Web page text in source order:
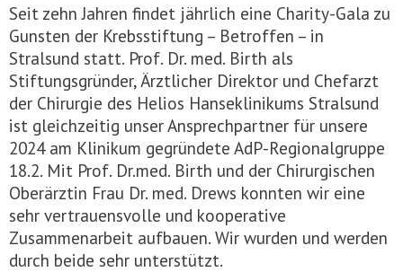
Seit zehn Jahren findet jährlich eine Charity-Gala zu
Gunsten der Krebsstiftung – Betroffen – in
Stralsund statt. Prof. Dr. med. Birth als
Stiftungsgründer, Ärztlicher Direktor und Chefarzt
der Chirurgie des Helios Hanseklinikums Stralsund
ist gleichzeitig unser Ansprechpartner für unsere
2024 am Klinikum gegründete AdP-Regionalgruppe
18.2. Mit Prof. Dr.med. Birth und der Chirurgischen
Oberärztin Frau Dr. med. Drews konnten wir eine
sehr vertrauensvolle und kooperative
Zusammenarbeit aufbauen. Wir wurden und werden
durch beide sehr unterstützt.